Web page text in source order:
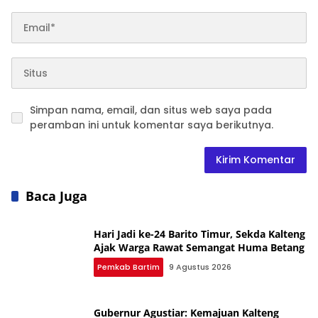
Simpan nama, email, dan situs web saya pada
peramban ini untuk komentar saya berikutnya.
Baca Juga
Hari Jadi ke-24 Barito Timur, Sekda Kalteng
Ajak Warga Rawat Semangat Huma Betang
Pemkab Bartim 9 Agustus 2026
Gubernur Agustiar: Kemajuan Kalteng